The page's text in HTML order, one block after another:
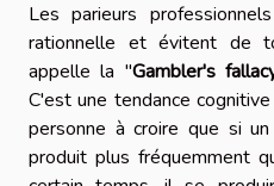
Les parieurs
rationnelle et évitent de
appelle la "Gambler's
C'est une tendance
personne à croire que si
produit plus fréquemment